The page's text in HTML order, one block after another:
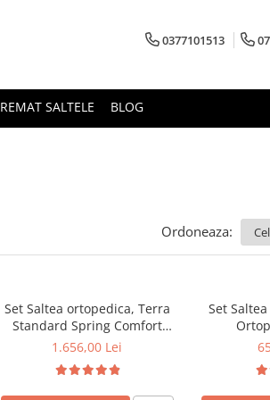
0377101513
REMAT SALTELE BLOG
Ordoneaza:
Set Saltea ortopedica, Terra
Standard Spring Comfort
160x200x26cm, plasa arcuri
fermitate mediu spre tare,
Saltsib plus 2 perne matlasate
1.656,00 Lei
Set
butoni,